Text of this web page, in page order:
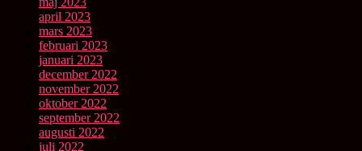
april 2023
mars 2023
februari 2023
januari 2023
december 2022
november 2022
oktober 2022
september 2022
augusti 2022
juli 2022